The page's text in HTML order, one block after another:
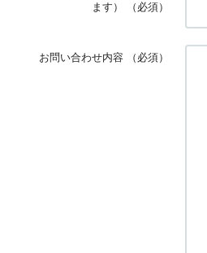
ます）
（必須）
お問い合わせ内容 （必須）